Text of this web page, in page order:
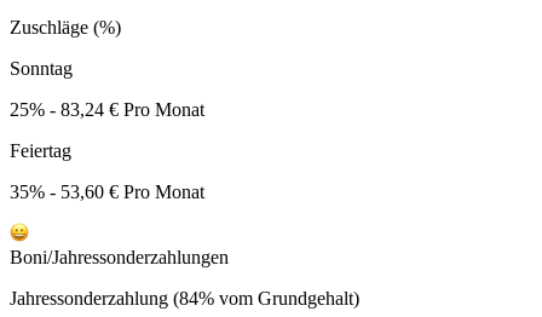
Zuschläge (%)
Sonntag
25% - 83,24 € Pro Monat
Feiertag
35% - 53,60 € Pro Monat
Boni/Jahressonderzahlungen
Jahressonderzahlung (84% vom Grundgehalt)